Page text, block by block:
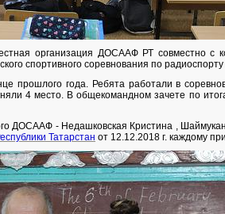
организация ДОСААФ РТ совместно с
спортивного соревнования по
прошлого года. Ребята работали в
4 место. В общекомандном зачете по
ДОСААФ - Недашковская Кристина ,
Татарстан от 12.12.2018 г. каждому